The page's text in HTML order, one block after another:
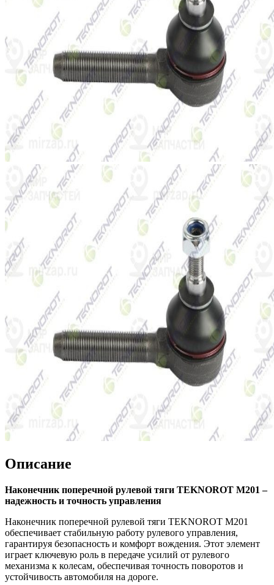
Описание
Наконечник поперечной рулевой тяги TEKNOROT M201 –
надежность и точность управления
Наконечник поперечной рулевой тяги TEKNOROT M201
обеспечивает стабильную работу рулевого управления,
гарантируя безопасность и комфорт вождения. Этот элемент
играет ключевую роль в передаче усилий от рулевого
механизма к колесам, обеспечивая точность поворотов и
устойчивость автомобиля на дороге.